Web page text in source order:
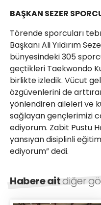
BAŞKAN SEZER
Törende sporcuları
Başkanı Ali Yıldırım
bünyesindeki 305
geçtikleri Taekwondo
birlikte izledik. Vücut
özgüvenlerini de
yönlendiren aileleri ve
sağlayan gençlerimizi
ediyorum. Zabit Pustu
yansıyan disiplinli
ediyorum” dedi.
Habere aitdiğer